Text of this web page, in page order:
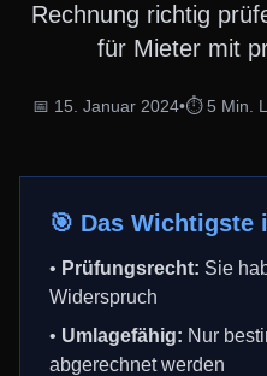
Rechnung richtig
für Mieter mit
📅 15. Januar 2024•⏱️ 5 Min.
🎯 Das Wichtigste
• Prüfungsrecht: Sie
Widerspruch
• Umlagefähig: Nur
abgerechnet werden